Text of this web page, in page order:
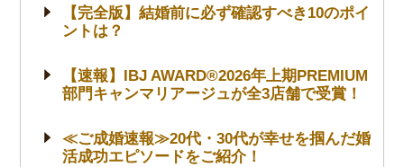
【完全版】結婚前に必ず確認すべき10のポイ
ントは？
【速報】IBJ AWARD®2026年上期PREMIUM
部門キャンマリアージュが全3店舗で受賞！
≪ご成婚速報≫20代・30代が幸せを掴んだ婚
活成功エピソードをご紹介！